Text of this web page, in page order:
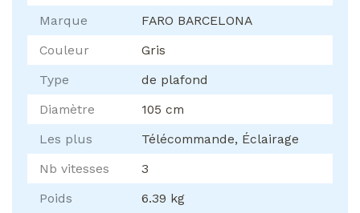
Marque
FARO BARCELONA
Couleur
Gris
Type
de plafond
Diamètre
105 cm
Les plus
Télécommande, Éclairage
Nb vitesses
3
Poids
6.39 kg